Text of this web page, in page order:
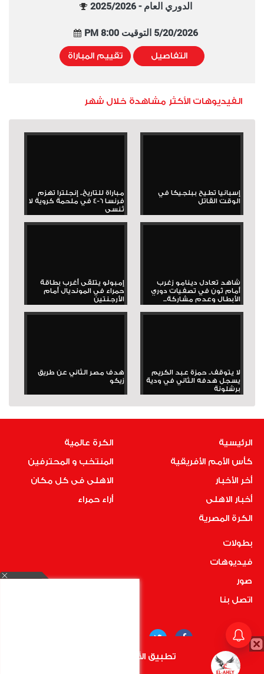
الدوري العام - 2025/2026
5/20/2026 التوقيت 8:00 PM
التفاصيل تقييم المباراة
الفيديوهات الأكثر مشاهدة خلال شهر
إسبانيا تطيح ببلجيكا في
الوقت القاتل
مباراة للتاريخ.. إنجلترا تهزم
فرنسا 6-4 في ملحمة كروية لا
تُنسى
شاهد تعادل دينامو زغرب
أمام ثون في تصفيات دوري
الأبطال وعدم مشاركة...
إمبولو يتلقى أغرب بطاقة
حمراء في المونديال أمام
الأرجنتين
لا يتوقف.. حمزة عبد الكريم
يسجل هدفه الثاني في ودية
برشلونة
هدف مصر الثاني عن طريق
زيكو
الرئيسية
كأس الأمم الأفريقية
أخر الأخبار
أخبار الاهلى
الكرة المصرية
الكرة عالمية
المنتخب و المحترفين
الاهلى فى كل مكان
أراء حمراء
بطولات
فيديوهات
صور
اتصل بنا
تطبيق الأهلي.كوم متاح الأن